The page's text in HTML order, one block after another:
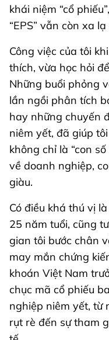
khái niệm “cổ
“EPS” vẫn còn xa
Công việc của tôi
thích, vừa học hỏi
Những buổi phỏng
lần ngồi phân tích
hay những chuyến
niêm yết, đã giúp
không chỉ là “con
về doanh nghiệp,
giàu.
Có điều khá thú vị
25 năm tuổi, cũng
gian tôi bước chân
may mắn chứng
khoán Việt Nam
chục mã cổ phiếu
nghiệp niêm yết, từ
rụt rè đến sự tham